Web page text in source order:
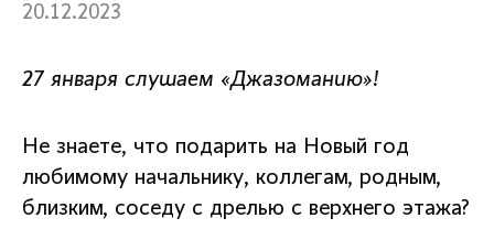
20.12.2023
27 января слушаем «Джазоманию»!
Не знаете, что подарить на Новый год
любимому начальнику, коллегам, родным,
близким, соседу с дрелью с верхнего этажа?